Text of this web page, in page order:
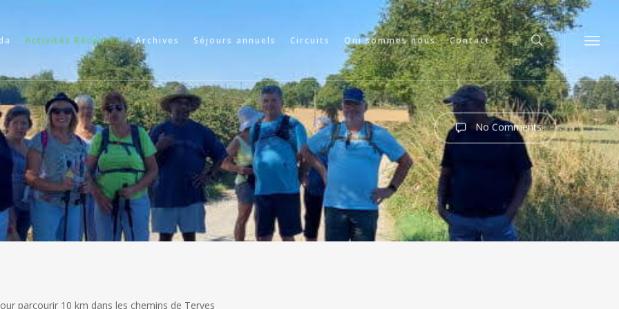
Activités Récentes Archives Séjours annuels Circuits Qui sommes nous Contact
search
Menu
No Comments
parcourir 10 km dans les chemins de Terves